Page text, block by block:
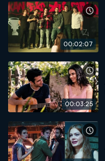
00:02:07
00:03:25